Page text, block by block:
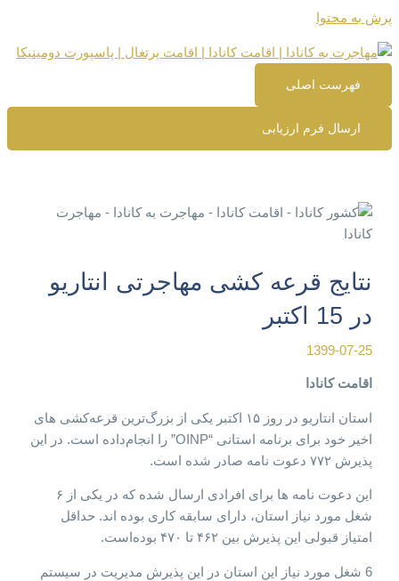
پرش به محتوا
فهرست اصلی
ارسال فرم ارزیابی
نتایج قرعه کشی مهاجرتی انتاریو
در 15 اکتبر
1399-07-25
اقامت کانادا
استان انتاریو در روز ۱۵ اکتبر یکی از بزرگ‌ترین قرعه‌کشی های
اخیر خود برای برنامه استانی “OINP” را انجام‌داده است. در این
پذیرش ۷۷۲ دعوت نامه صادر شده است.
این دعوت نامه ها برای افرادی ارسال شده که در یکی از ۶
شغل مورد نیاز استان، دارای سابقه کاری بوده اند. حداقل
امتیاز قبولی این پذیرش بین ۴۶۲ تا ۴۷۰ بوده‌است.
6 شغل مورد نیاز این استان در این پذیرش مدیریت در سیستم